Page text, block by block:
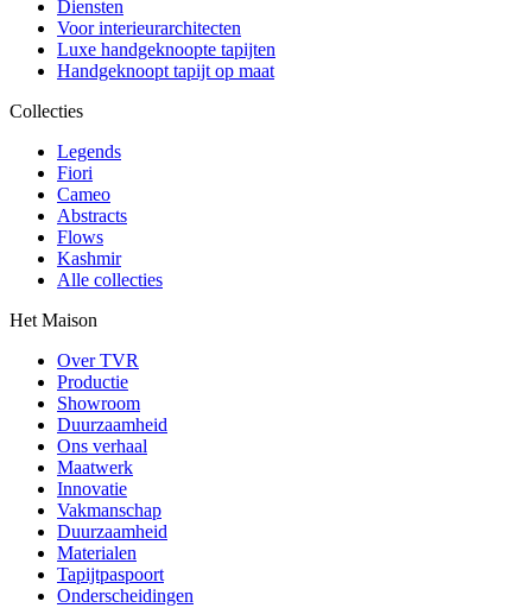
Diensten
Voor interieurarchitecten
Luxe handgeknoopte tapijten
Handgeknoopt tapijt op maat
Collecties
Legends
Fiori
Cameo
Abstracts
Flows
Kashmir
Alle collecties
Het Maison
Over TVR
Productie
Showroom
Duurzaamheid
Ons verhaal
Maatwerk
Innovatie
Vakmanschap
Duurzaamheid
Materialen
Tapijtpaspoort
Onderscheidingen